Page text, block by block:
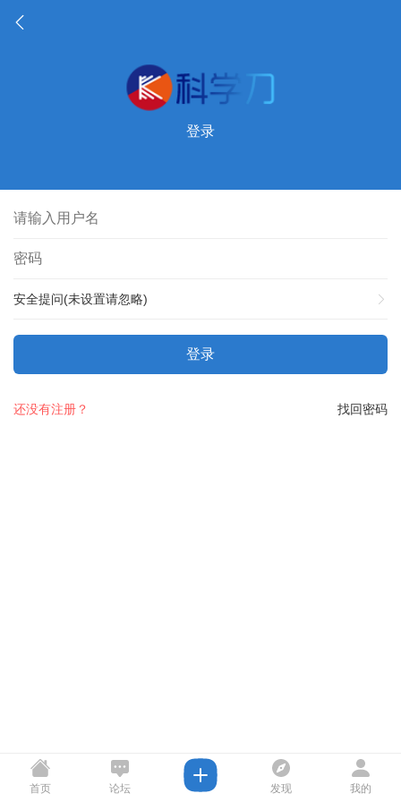
登录
安全提问(未设置请忽略)
登录
找回密码
还没有注册？
首页 论坛 发现 我的